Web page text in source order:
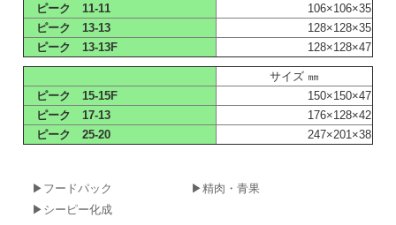
ピーク 11-11
106×106×35
ピーク 13-13
128×128×35
ピーク 13-13F
128×128×47
サイズ ㎜
ピーク 15-15F
150×150×47
ピーク 17-13
176×128×42
ピーク 25-20
247×201×38
▶フードパック
▶精肉・青果
▶シーピー化成